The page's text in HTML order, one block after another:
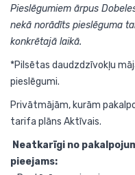
Pieslēgumiem ārpus
nekā norādīts pieslēguma
konkrētajā laikā.
*Pilsētas daudzdzīvokļu
pieslēgumi.
Privātmājām, kurām
tarifa plāns Aktīvais.
Neatkarīgi no
pieejams: